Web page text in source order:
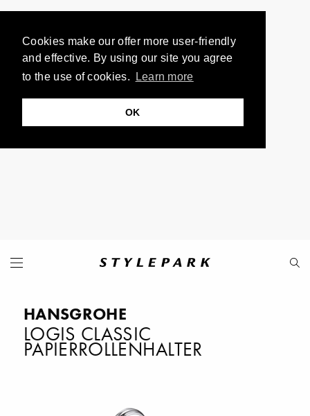
Cookies make our offer more user-friendly
and effective. By using our site you agree
to the use of cookies.
Learn more
OK
HANSGROHE
LOGIS CLASSIC
PAPIERROLLENHALTER